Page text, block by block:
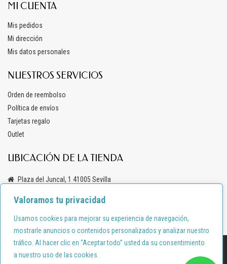
Valoramos tu privacidad
Usamos cookies para mejorar su experiencia de navegación,
mostrarle anuncios o contenidos personalizados y analizar nuestro
tráfico. Al hacer clic en “Aceptar todo” usted da su consentimiento
a nuestro uso de las cookies.
MI CUENTA
Mis pedidos
Mi dirección
Mis datos personales
NUESTROS SERVICIOS
Orden de reembolso
Política de envíos
Tarjetas regalo
Outlet
UBICACIÓN DE LA TIENDA
Plaza del Juncal, 1 41005 Sevilla
shortcode.es